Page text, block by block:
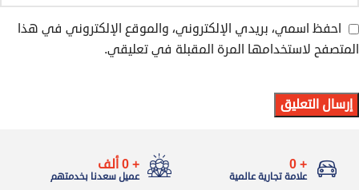
احفظ اسمي، بريدي الإلكتروني، والموقع الإلكتروني في هذا
المتصفح لاستخدامها المرة المقبلة في تعليقي.
+
0
علامة تجارية عالمية
+
0ألف
عميل سعدنا بخدمتهم